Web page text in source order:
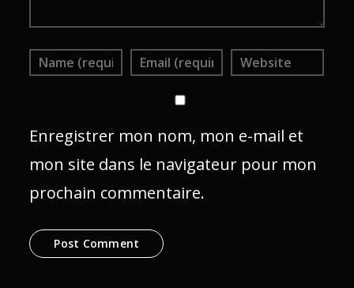
Enregistrer mon nom, mon e-mail et
mon site dans le navigateur pour mon
prochain commentaire.